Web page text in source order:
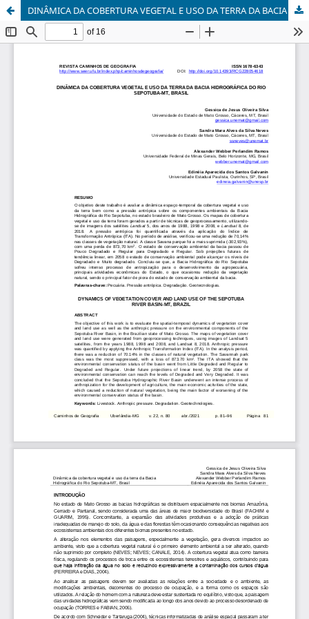
DINÂMICA DA COBERTURA VEGETAL E USO DA TERRA DA BACIA HIDROGRÁFICA DO RIO SEPOTUBA-MT, BRASIL